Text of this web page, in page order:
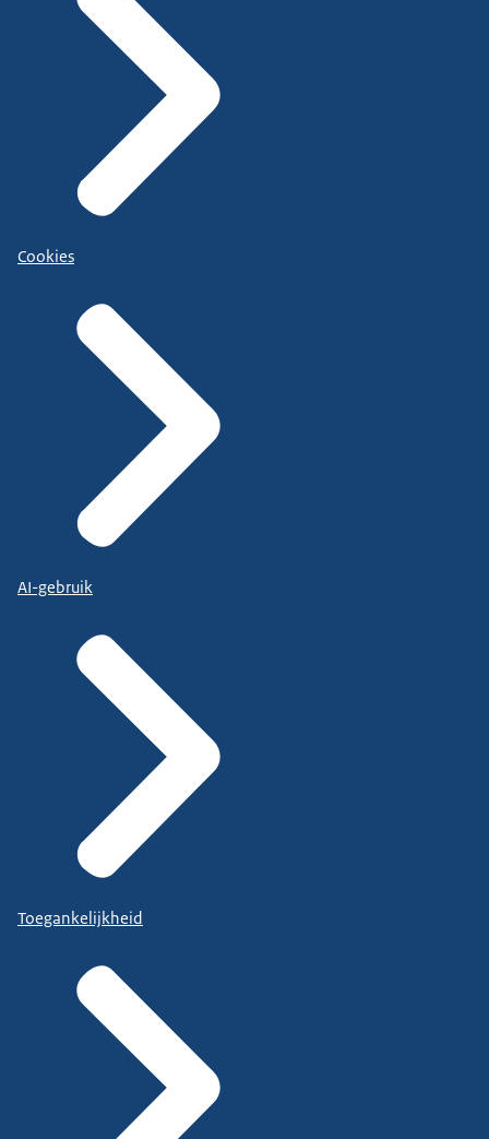
Cookies
AI-gebruik
Toegankelijkheid